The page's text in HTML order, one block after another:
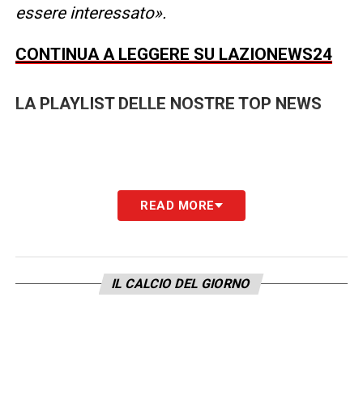
essere interessato».
CONTINUA A LEGGERE SU LAZIONEWS24
LA PLAYLIST DELLE NOSTRE TOP NEWS
READ MORE
IL CALCIO DEL GIORNO